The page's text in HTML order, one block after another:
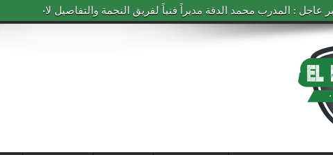
عاجل : المدرب محمد الدقة مديراً فنياً لفريق النجمة والتفاصيل لاحقاً